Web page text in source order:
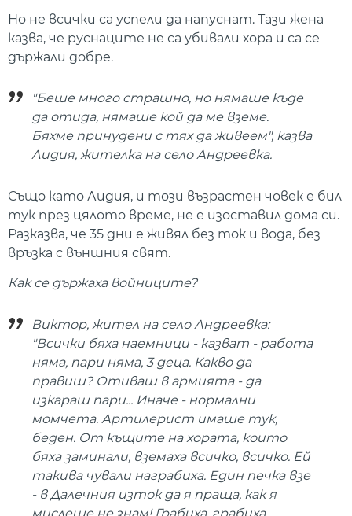
Но не всички са успели да напуснат. Тази жена
казва, че руснаците не са убивали хора и са се
държали добре.
"Беше много страшно, но нямаше къде
да отида, нямаше кой да ме вземе.
Бяхме принудени с тях да живеем", казва
Лидия, жителка на село Андреевка.
Също като Лидия, и този възрастен човек е бил
тук през цялото време, не е изоставил дома си.
Разказва, че 35 дни е живял без ток и вода, без
връзка с външния свят.
Как се държаха войниците?
Виктор, жител на село Андреевка:
"Всички бяха наемници - казват - работа
няма, пари няма, 3 деца. Какво да
правиш? Отиваш в армията - да
изкараш пари... Иначе - нормални
момчета. Артилерист имаше тук,
беден. От къщите на хората, които
бяха заминали, вземаха всичко, всичко. Ей
такива чували награбиха. Един печка взе
- в Далeчния изток да я праща, как я
мислеше не знам! Грабиха, грабиха,